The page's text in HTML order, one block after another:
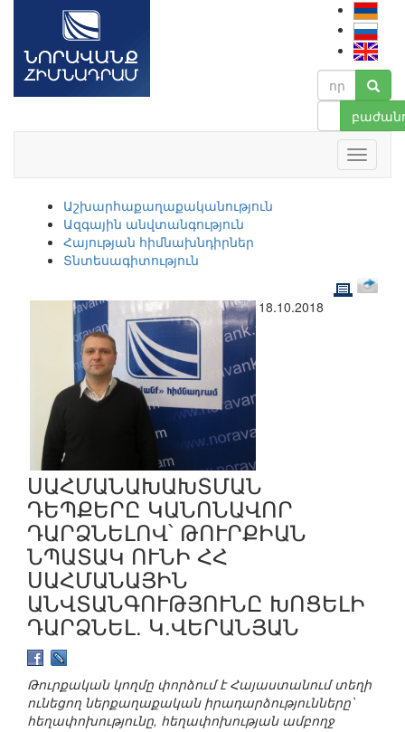
Աշխարհաքաղաքականություն
Ազգային անվտանգություն
Հայության հիմնախնդիրներ
Տնտեսագիտություն
18.10.2018
ՍԱՀՄԱՆԱԽԱԽՏՄԱՆ
ԴԵՊՔԵՐԸ ԿԱՆՈՆԱՎՈՐ
ԴԱՐՁՆԵԼՈՎ՝ ԹՈՒՐՔԻԱՆ
ՆՊԱՏԱԿ ՈՒՆԻ ՀՀ
ՍԱՀՄԱՆԱՅԻՆ
ԱՆՎՏԱՆԳՈՒԹՅՈՒՆԸ ԽՈՑԵԼԻ
ԴԱՐՁՆԵԼ. Կ.ՎԵՐԱՆՅԱՆ
Թուրքական կողմը փորձում է Հայաստանում տեղի
ունեցող ներքաղաքական իրադարձությունները՝
հեղափոխությունը, հեղափոխության ամբողջ